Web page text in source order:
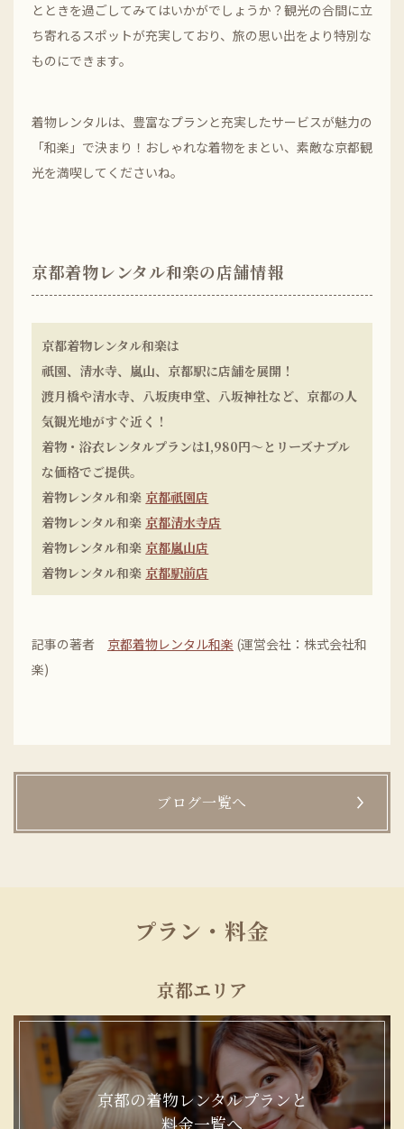
とときを過ごしてみてはいかがでしょうか？観光の合間に立
ち寄れるスポットが充実しており、旅の思い出をより特別な
ものにできます。
着物レンタルは、豊富なプランと充実したサービスが魅力の
「和楽」で決まり！おしゃれな着物をまとい、素敵な京都観
光を満喫してくださいね。
京都着物レンタル和楽の店舗情報
京都着物レンタル和楽は
祇園、清水寺、嵐山、京都駅に店舗を展開！
渡月橋や清水寺、八坂庚申堂、八坂神社など、京都の人
気観光地がすぐ近く！
着物・浴衣レンタルプランは1,980円〜とリーズナブル
な価格でご提供。
着物レンタル和楽 京都祇園店
着物レンタル和楽 京都清水寺店
着物レンタル和楽 京都嵐山店
着物レンタル和楽 京都駅前店
記事の著者 京都着物レンタル和楽 (運営会社：株式会社和
楽)
ブログ一覧へ
プラン・料金
京都エリア
京都の着物レンタルプランと
料金一覧へ